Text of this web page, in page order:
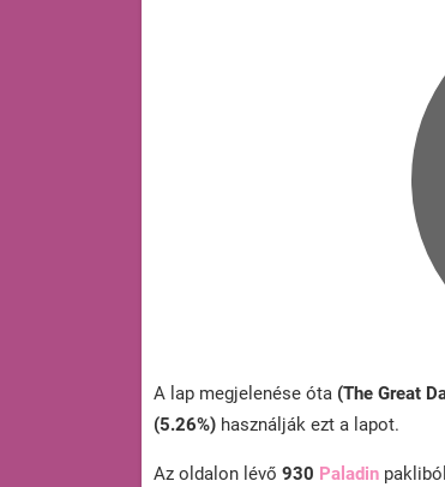
A lap megjelenése óta (The Great
(5.26%) használják ezt a lapot.
Az oldalon lévő 930 Paladin pakliból